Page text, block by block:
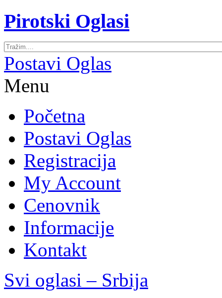
Pirotski Oglasi
Postavi Oglas
Menu
Početna
Postavi Oglas
Registracija
My Account
Cenovnik
Informacije
Kontakt
Svi oglasi – Srbija